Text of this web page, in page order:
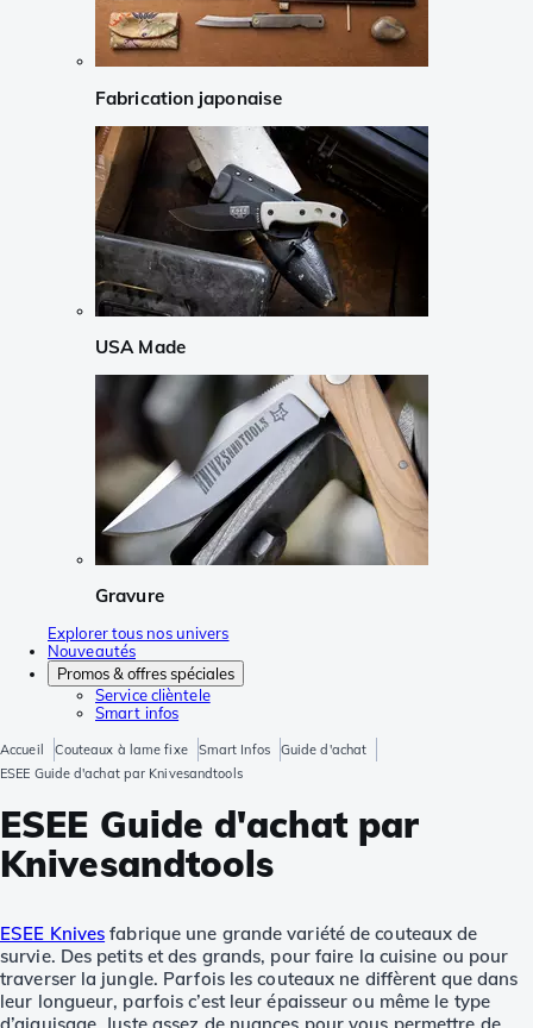
Fabrication japonaise
USA Made
Gravure
Explorer tous nos univers
Nouveautés
Promos & offres spéciales
Service clièntele
Smart infos
Accueil Couteaux à lame fixe Smart Infos
Guide d'achat
ESEE Guide d'achat par Knivesandtools
ESEE Guide d'achat par
Knivesandtools
ESEE Knives fabrique une grande variété de couteaux de
survie. Des petits et des grands, pour faire la cuisine ou pour
traverser la jungle. Parfois les couteaux ne diffèrent que dans
leur longueur, parfois c’est leur épaisseur ou même le type
d’aiguisage. Juste assez de nuances pour vous permettre de